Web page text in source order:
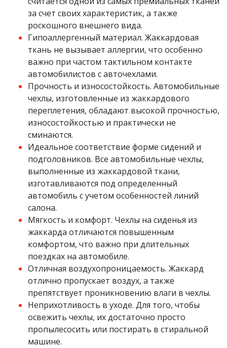
за счет своих характеристик, а также
роскошного внешнего вида.
Гипоаллергенный материал. Жаккардовая
ткань не вызывает аллергии, что особенно
важно при частом тактильном контакте
автомобилистов с авточехлами.
Прочность и износостойкость. Автомобильные
чехлы, изготовленные из жаккардового
переплетения, обладают высокой прочностью,
износостойкостью и практически не
сминаются.
Идеальное соответствие форме сидений и
подголовников. Все автомобильные чехлы,
выполненные из жаккардовой ткани,
изготавливаются под определенный
автомобиль с учетом особенностей линий
салона.
Мягкость и комфорт. Чехлы на сиденья из
жаккарда отличаются повышенным
комфортом, что важно при длительных
поездках на автомобиле.
Отличная воздухопроницаемость. Жаккард
отлично пропускает воздух, а также
препятствует проникновению влаги в чехлы.
Неприхотливость в уходе. Для того, чтобы
освежить чехлы, их достаточно просто
пропылесосить или постирать в стиральной
машине.